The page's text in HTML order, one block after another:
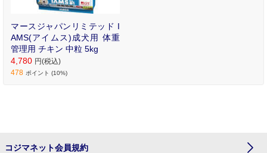
マースジャパンリミテッド I
AMS(アイムス)成犬用 体重
管理用 チキン 中粒 5kg
4,780 円(税込)
478 ポイント (10%)
コジマネット会員規約